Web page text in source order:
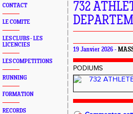
CONTACT
LE COMITE
LES CLUBS - LES
LICENCIES
LES COMPETITIONS
RUNNING
FORMATION
RECORDS
732
19 Janvier 2026 -
PODIUMS